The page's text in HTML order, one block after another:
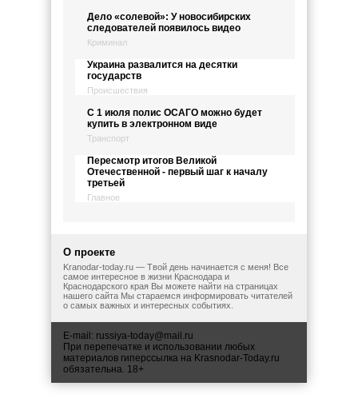
Дело «солевой»: У новосибирских
следователей появилось видео
Криминал
Украина развалится на десятки
государств
Происшествия
С 1 июля полис ОСАГО можно будет
купить в электронном виде
Транспорт
Пересмотр итогов Великой
Отечественной - первый шаг к началу
третьей
Главное
О проекте
Kranodar-today.ru — Твой день начинается с меня! Все
самое интересное в жизни Краснодара и
Краснодарского края Вы можете найти на страницах
нашего сайта Мы стараемся информировать читателей
о самых важных и интересных событиях.
E-mail: russiya-today@mail.ru
При перепечатке и использовании любых
материалов гиперссылка на Krasnodar-Today.ru
обязательна. 18+